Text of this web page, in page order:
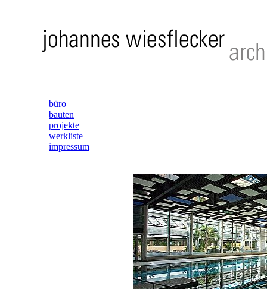
büro
bauten
projekte
werkliste
impressum